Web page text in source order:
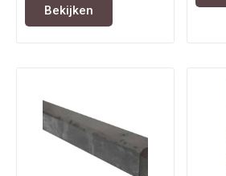
Bekijken